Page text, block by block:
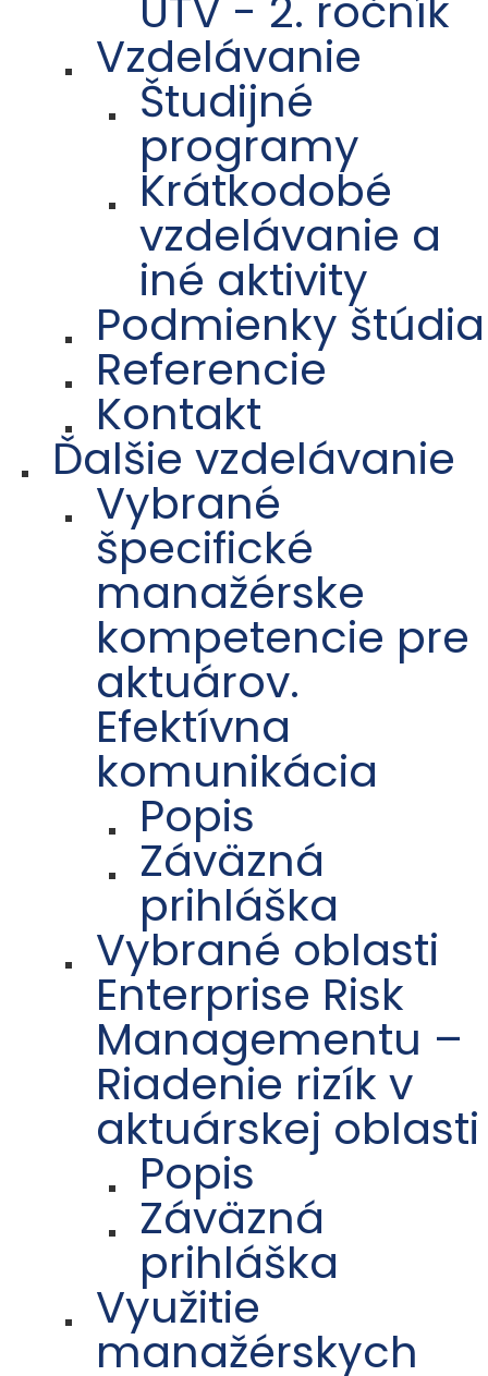
Vzdelávanie
Študijné
programy
Krátkodobé
vzdelávanie a
iné aktivity
Podmienky štúdia
Referencie
Kontakt
Ďalšie vzdelávanie
Vybrané
špecifické
manažérske
kompetencie pre
aktuárov.
Efektívna
komunikácia
Popis
Záväzná
prihláška
Vybrané oblasti
Enterprise Risk
Managementu –
Riadenie rizík v
aktuárskej oblasti
Popis
Záväzná
prihláška
Využitie
manažérskych